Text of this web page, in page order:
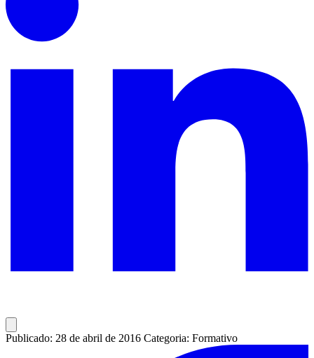
Publicado: 28 de abril de 2016 Categoria: Formativo